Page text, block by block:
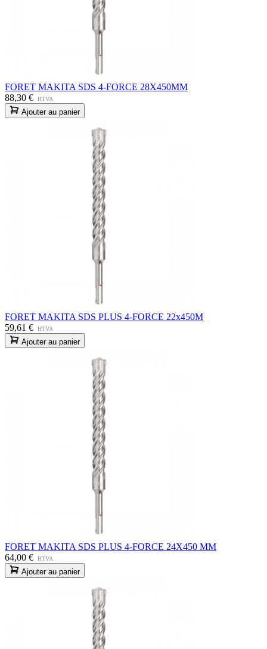
FORET MAKITA SDS 4-FORCE 28X450MM
88,30 €
HTVA
Ajouter au panier
FORET MAKITA SDS PLUS 4-FORCE 22x450M
59,61 €
HTVA
Ajouter au panier
FORET MAKITA SDS PLUS 4-FORCE 24X450 MM
64,00 €
HTVA
Ajouter au panier